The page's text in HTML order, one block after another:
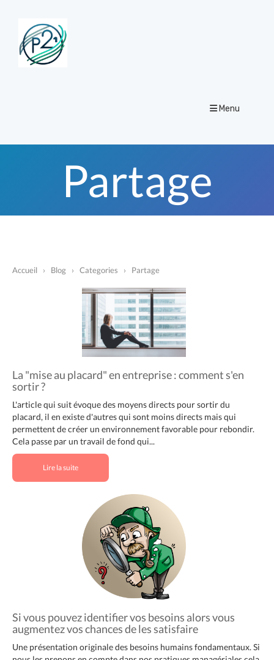
Menu
Partage
Accueil › Blog › Categories › Partage
La "mise au placard" en entreprise : comment s'en
sortir ?
L'article qui suit évoque des moyens directs pour sortir du
placard, il en existe d'autres qui sont moins directs mais qui
permettent de créer un environnement favorable pour rebondir.
Cela passe par un travail de fond qui...
Lire la suite
Si vous pouvez identifier vos besoins alors vous
augmentez vos chances de les satisfaire
Une présentation originale des besoins humains fondamentaux. Si